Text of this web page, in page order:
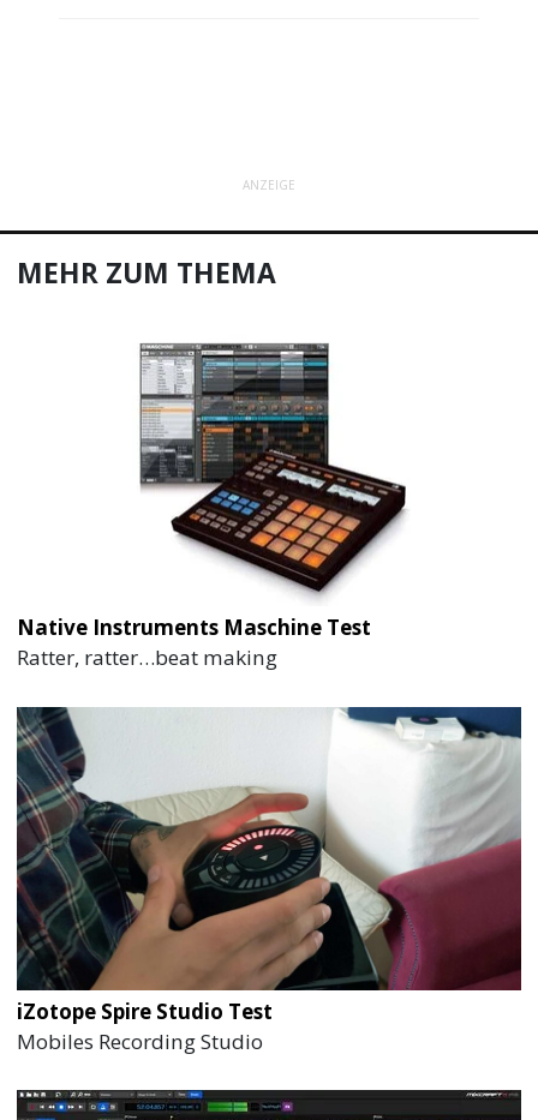
ANZEIGE
MEHR ZUM THEMA
Native Instruments Maschine Test
Ratter, ratter…beat making
iZotope Spire Studio Test
Mobiles Recording Studio